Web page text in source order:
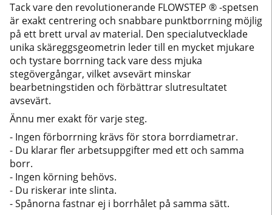
Tack vare den revolutionerande FLOWSTEP ® -spetsen
är exakt centrering och snabbare punktborrning möjlig
på ett brett urval av material. Den specialutvecklade
unika skäreggsgeometrin leder till en mycket mjukare
och tystare borrning tack vare dess mjuka
stegövergångar, vilket avsevärt minskar
bearbetningstiden och förbättrar slutresultatet
avsevärt.
Ännu mer exakt för varje steg.
- Ingen förborrning krävs för stora borrdiametrar.
- Du klarar fler arbetsuppgifter med ett och samma
borr.
- Ingen körning behövs.
- Du riskerar inte slinta.
- Spånorna fastnar ej i borrhålet på samma sätt.